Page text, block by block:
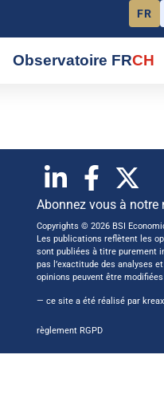
FR
Observatoire FRCH
Abonnez vous à notre
Copyrights © 2026 BSI
Les publications reflètent les
sont publiées à titre purement
pas l’exactitude des analyses
opinions peuvent être
— ce site a été réalisé par
règlement RGPD